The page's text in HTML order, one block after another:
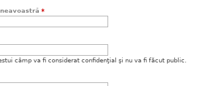
*
câmp va fi considerat confidenţial şi nu va fi făcut public.